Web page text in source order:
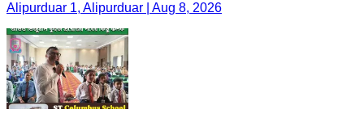
Alipurduar 1, Alipurduar | Aug 8, 2026